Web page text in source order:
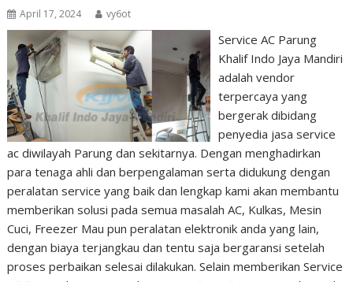
April 17, 2024 vy6ot
Service AC Parung
Khalif Indo Jaya Mandiri
adalah vendor
terpercaya yang
bergerak dibidang
penyedia jasa service
ac diwilayah Parung dan sekitarnya. Dengan menghadirkan
para tenaga ahli dan berpengalaman serta didukung dengan
peralatan service yang baik dan lengkap kami akan membantu
memberikan solusi pada semua masalah AC, Kulkas, Mesin
Cuci, Freezer Mau pun peralatan elektronik anda yang lain,
dengan biaya terjangkau dan tentu saja bergaransi setelah
proses perbaikan selesai dilakukan. Selain memberikan Service